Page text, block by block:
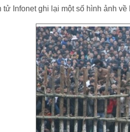
tử Infonet ghi lại một số hình ảnh về